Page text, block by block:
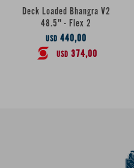
Deck Loaded Bhangra V2
48.5" - Flex 2
USD 440,00
USD 374,00